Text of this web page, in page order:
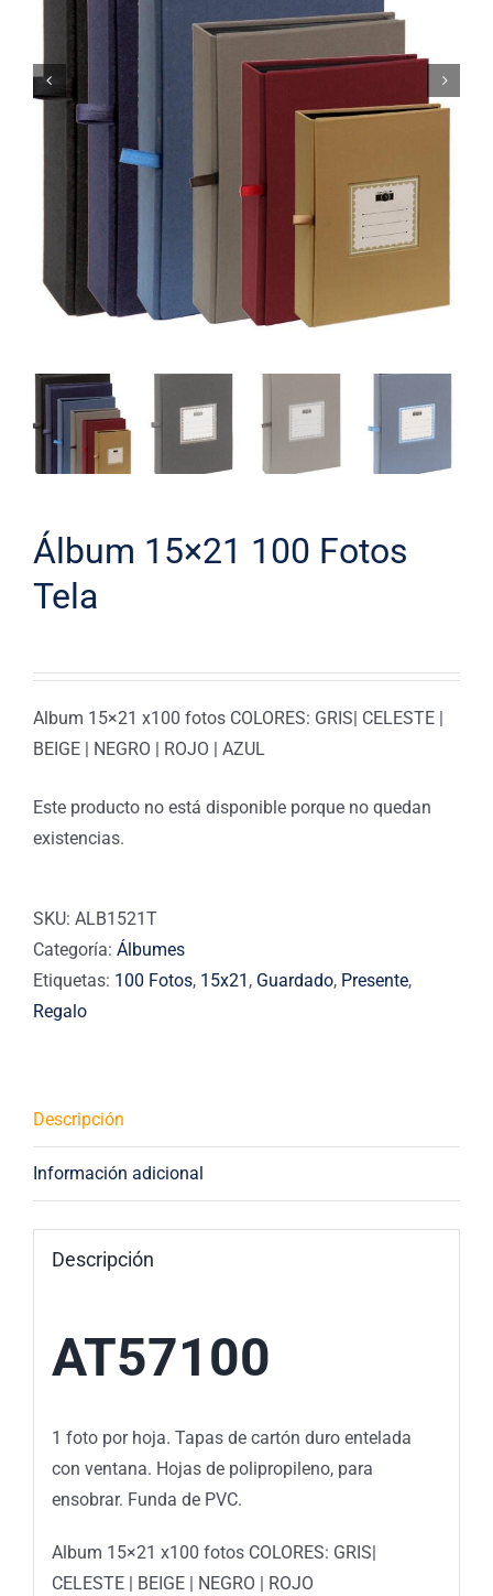
Álbum 15×21 100 Fotos
Tela
Album 15×21 x100 fotos COLORES: GRIS| CELESTE |
BEIGE | NEGRO | ROJO | AZUL
Este producto no está disponible porque no quedan
existencias.
SKU: ALB1521T
Categoría: Álbumes
Etiquetas: 100 Fotos, 15x21 , Guardado, Presente,
Regalo
Descripción
Información adicional
Descripción
AT57100
1 foto por hoja. Tapas de cartón duro entelada
con ventana. Hojas de polipropileno, para
ensobrar. Funda de PVC.
Album 15×21 x100 fotos COLORES: GRIS|
CELESTE | BEIGE | NEGRO | ROJO